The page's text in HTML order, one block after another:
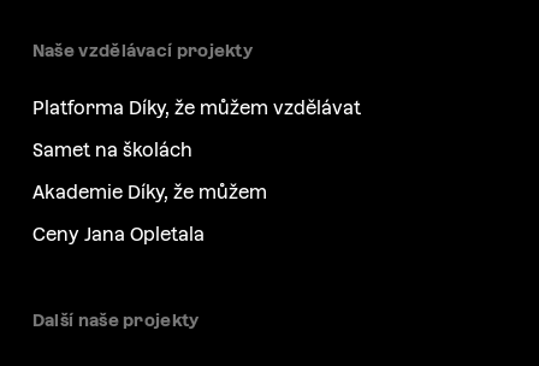
Naše vzdělávací projekty
Platforma Díky, že můžem vzdělávat
Samet na školách
Akademie Díky, že můžem
Ceny Jana Opletala
Další naše projekty